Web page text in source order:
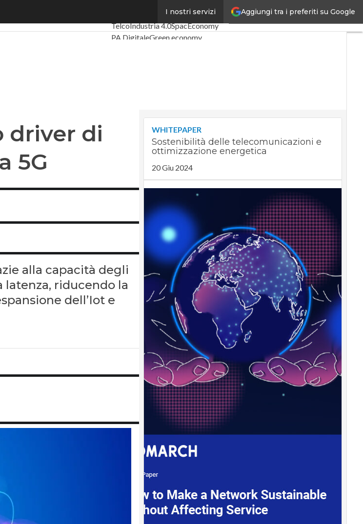
Aggiungi tra i preferiti su Google
I nostri servizi
Digital Economy
TelcoIndustria 4.0SpacEconomy
PA DigitaleGreen economy
driver di
5G
alla capacità degli
riducendo la
dell’Iot e
WHITEPAPER
Sostenibilità delle telecomunicazioni e
ottimizzazione energetica
20 Giu 2024